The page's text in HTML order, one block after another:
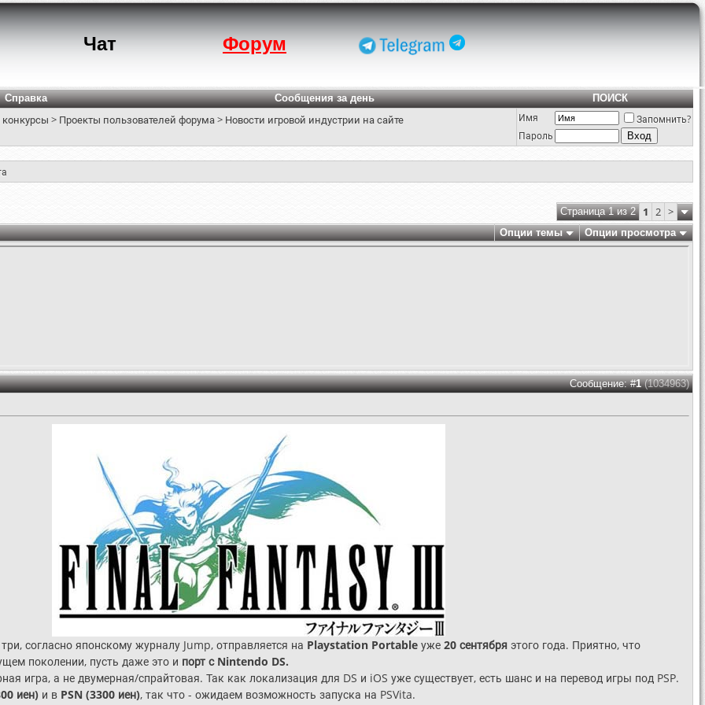
Чат Форум
Справка Сообщения за день ПОИСК
> Проекты пользователей форума> Новости игровой индустрии на сайте
Имя
Запомнить?
Пароль
Страница 1 из 2 1 2 >
Опции темы Опции просмотра
Сообщение: #1(1034963)
согласно японскому журналу Jump, отправляется на Playstation Portable уже 20 сентября этого года. Приятно, что
поколении, пусть даже это и порт с Nintendo DS.
игра, а не двумерная/спрайтовая. Так как локализация для DS и iOS уже существует, есть шанс и на перевод игры под PSP.
иен) и в PSN (3300 иен), так что - ожидаем возможность запуска на PSVita.